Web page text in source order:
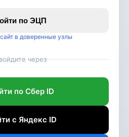
по ЭЦП
в доверенные узлы
через
по Сбер ID
с Яндекс ID